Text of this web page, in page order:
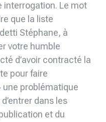
interrogation. Le mot
que la liste
Stéphane, à
votre humble
d’avoir contracté la
pour faire
une problématique
dans les
et du